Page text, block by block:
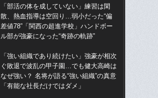
「部活の体を成していない」練習は閑
散、熱血指導は空回り…弱小だった“偏
差値78”「関西の超進学校」ハンドボー
ル部が強豪になった“奇跡の軌跡”
「強い組織であり続けたい」強豪が相次
ぐ敗退で波乱の甲子園…でも健大高崎は
なぜ強い？ 名将が語る“強い組織”の真意
「有能な社長だけではダメ」